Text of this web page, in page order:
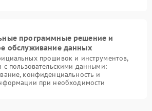
программные решение и
обслуживание данных
прошивок и инструментов,
с пользовательскими данными:
конфиденциальность и
при необходимости